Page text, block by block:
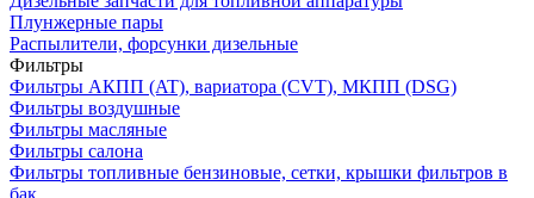
Плунжерные пары
Распылители, форсунки дизельные
Фильтры
Фильтры АКПП (AT), вариатора (CVT), МКПП (DSG)
Фильтры воздушные
Фильтры масляные
Фильтры салона
Фильтры топливные бензиновые, сетки, крышки фильтров в
бак